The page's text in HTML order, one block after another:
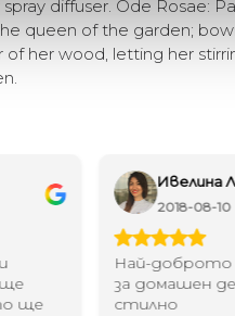
spray diffuser. Ode Rosae:
queen of the garden;
of her wood, letting her
ще
ще
Ивелина
2018-08-10
Най-доброто
за домашен
стилно